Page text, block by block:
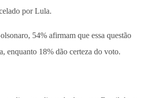
por Lula.
54% afirmam que essa questão
enquanto 18% dão certeza do voto.